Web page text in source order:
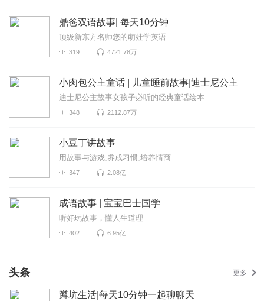
鼎爸双语故事| 每天10分钟
顶级新东方名师您的萌娃学英语
319 4721.78万
小肉包公主童话 | 儿童睡前故事|迪士尼公主
迪士尼公主故事女孩子必听的经典童话绘本
348 2112.87万
小豆丁讲故事
用故事与游戏,养成习惯,培养情商
347 2.08亿
成语故事 | 宝宝巴士国学
听好玩故事，懂人生道理
402 6.95亿
头条 更多
蹲坑生活|每天10分钟一起聊聊天